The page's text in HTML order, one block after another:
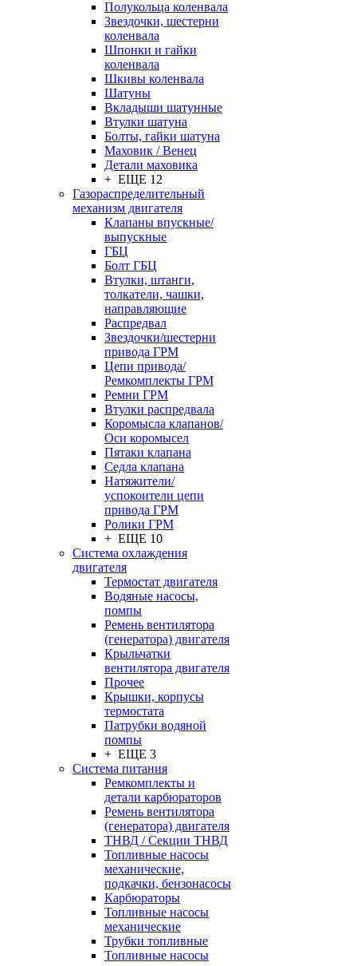
Полукольца коленвала
Звездочки, шестерни
коленвала
Шпонки и гайки
коленвала
Шкивы коленвала
Шатуны
Вкладыши шатунные
Втулки шатуна
Болты, гайки шатуна
Маховик / Венец
Детали маховика
+ ЕЩЕ 12
Газораспределительный
механизм двигателя
Клапаны впускные/
выпускные
ГБЦ
Болт ГБЦ
Втулки, штанги,
толкатели, чашки,
направляющие
Распредвал
Звездочки/шестерни
привода ГРМ
Цепи привода/
Ремкомплекты ГРМ
Ремни ГРМ
Втулки распредвала
Коромысла клапанов/
Оси коромысел
Пятаки клапана
Седла клапана
Натяжители/
успокоители цепи
привода ГРМ
Ролики ГРМ
+ ЕЩЕ 10
Система охлаждения
двигателя
Термостат двигателя
Водяные насосы,
помпы
Ремень вентилятора
(генератора) двигателя
Крыльчатки
вентилятора двигателя
Прочее
Крышки, корпусы
термостата
Патрубки водяной
помпы
+ ЕЩЕ 3
Система питания
Ремкомплекты и
детали карбюраторов
Ремень вентилятора
(генератора) двигателя
ТНВД / Секции ТНВД
Топливные насосы
механические,
подкачки, бензонасосы
Карбюраторы
Топливные насосы
механические
Трубки топливные
Топливные насосы